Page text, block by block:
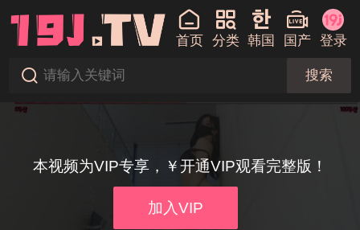
首页 分类 韩国 国产 登录
搜索
本视频为VIP专享，￥开通VIP观看完整版！
加入VIP